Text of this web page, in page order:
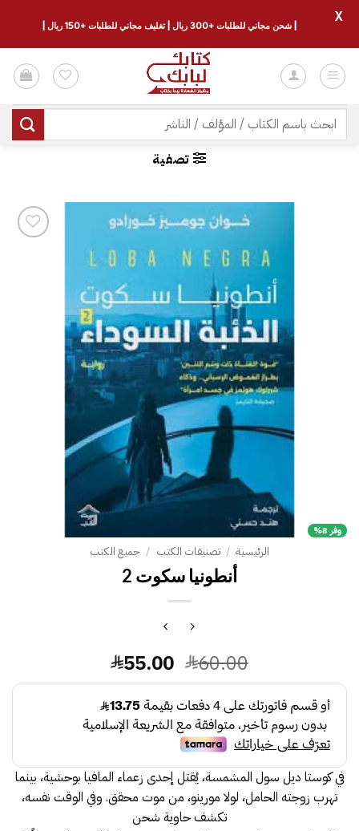
للمحتوى
البحث
عن:
تصفية
وفر 8%
الرئيسية / تصنيفات الكتب / جميع الكتب
أنطونيا سكوت 2
60.00 السعر
الأصلي
هو:
60.00.
55.00 السعر
الحالي
هو:
55.00.
في كوستا ديل سول المشمسة، يُقتل إحدى زعماء المافيا بوحشية، بينما
تهرب زوجته الحامل، لولا مورينو، من موت محقق. وفي الوقت نفسه،
تكشف حاوية شحن
| شحن مجاني للطلبات +300 ريال | تغليف مجاني للطلبات +150 ريال |
X